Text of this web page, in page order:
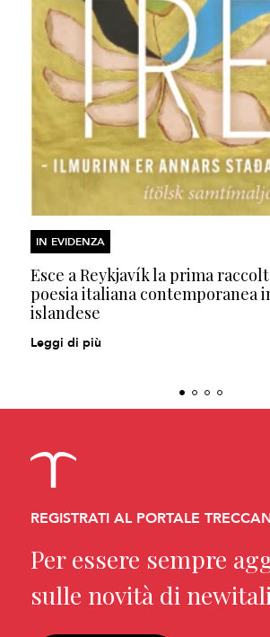
IN EVIDENZA
Esce a Reykjavík la prima
poesia italiana contemporanea
islandese
Leggi di più
REGISTRATI AL PORTALE
Per essere sempre
sulle novità di